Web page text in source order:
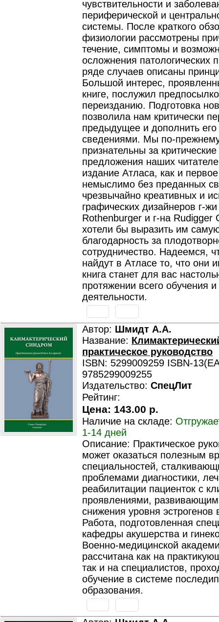
чувствительности и
периферической и
системы. После краткого
физиологии рассмотрены
течение, симптомы и
осложнения патологических
ряде случаев описаны
Большой интерес,
книге, послужил
переизданию. Подготовка
позволила нам критически
предыдущее и дополнить
сведениями. Мы по-
признательны за
предложения наших
издание Атласа, как и
немыслимо без преданных
чрезвычайно креативных и
графических дизайнеров г-
Rothenburger и г-на
хотели бы выразить им
благодарность за
сотрудничество. Надеемся,
найдут в Атласе то, что они
книга станет для вас
протяжении всего обучения и
деятельности.
Автор: Шмидт А.А.
Название:
практическое руководство
ISBN: 5299009259 ISBN-
9785299009255
Издательство: СпецЛит
Рейтинг:
Цена: 143.00 р.
Наличие на складе:
1-14 дней
Описание: Практическое
может оказаться полезным
специальностей,
проблемами диагностики,
реабилитации пациенток с
проявлениями,
снижения уровня эстрогенов
Работа, подготовленная
кафедры акушерства и
Военно-медицинской
рассчитана как на
так и на специалистов,
обучение в системе
образования.